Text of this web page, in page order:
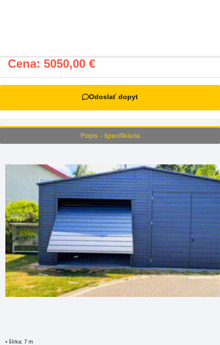
Cena: 5050,00 €
Odoslať dopyt
Popis - špecifikácia
• šírka: 7 m